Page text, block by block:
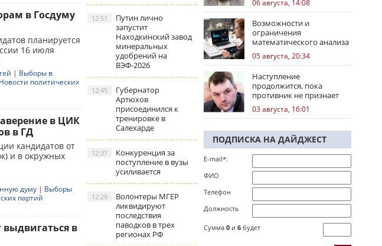
в Госдуму
планируется
16 июля
| Выборы в
Новости политических
в ЦИК
в ГД
кандидатов от
и в окружных
думу | Выборы
партий
в
Путин лично
запустит
Находкинский завод
минеральных
удобрений на
ВЭФ-2026
12:51
Губернатор
Артюхов
присоединился к
тренировке в
Салехарде
12:45
Конкуренция за
поступление в вузы
усиливается
12:37
Волонтеры МГЕР
ликвидируют
последствия
паводков в трех
регионах РФ
12:29
06 августа, 14:08
Возможности и
ограничения
математического анализа
избирательных кампаний
05 августа, 20:34
Наступление
продолжится, пока
противник не признает
стратегическое
поражение
03 августа, 16:01
ПОДПИСКА НА ДАЙДЖЕСТ
E-mail*:
ФИО
Телефон
Должность
Сумма 0 и 6 будет